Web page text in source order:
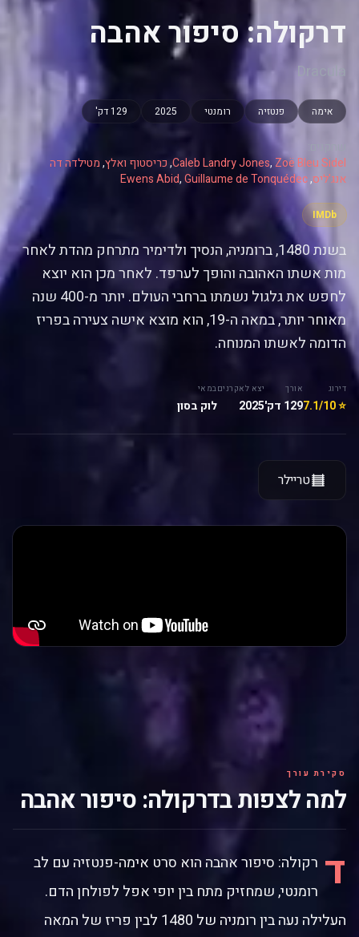
דרקולה: סיפור אהבה
Dracula
אימה פנטזיה רומנטי 2025 129 דק'
Caleb Landry Jones, Zoë Bleu Sidel
,כריסטוף ואלץ,מטילדה דה
אנג'ליס,
Ewens Abid,Guillaume de Tonquédec
IMDb
בשנת 1480, ברומניה, הנסיך ולדימיר מתרחק מהדת לאחר
מות אשתו האהובה והופך לערפד. לאחר מכן הוא יוצא
לחפש את גלגול נשמתו ברחבי העולם. יותר מ-400 שנה
מאוחר יותר, במאה ה-19, הוא מוצא אישה צעירה בפריז
הדומה לאשתו המנוחה.
דירוג
⭐ 7.1/10
אורך
129 דק'
יצא לאקרנים
2025
במאי
לוק בסון
טריילר
סקירת עורך
למה לצפות בדרקולה: סיפור אהבה
ד רקולה: סיפור אהבה הוא סרט אימה-פנטזיה עם לב
רומנטי, שמחזיק מתח בין יופי אפל לפולחן הדם.
העלילה נעה בין רומניה של 1480 לבין פריז של המאה